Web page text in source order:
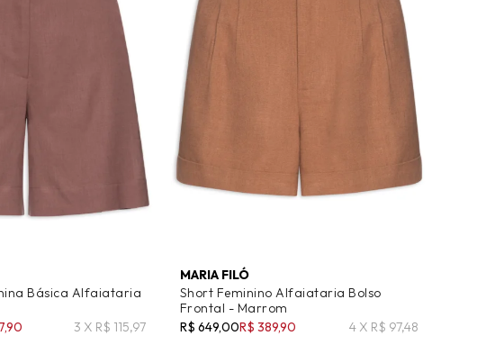
Básica Alfaiataria
3 X R$ 115,97
MARIA FILÓ
Short Feminino Alfaiataria Bolso
Frontal - Marrom
R$ 649,00R$ 389,90 4 X R$ 97,48